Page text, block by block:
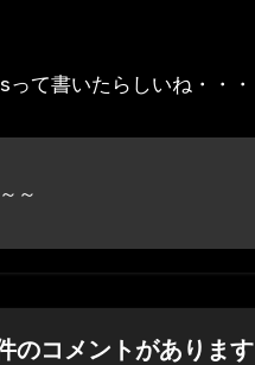
て書いたらしいね・・・
～
のコメントがあります